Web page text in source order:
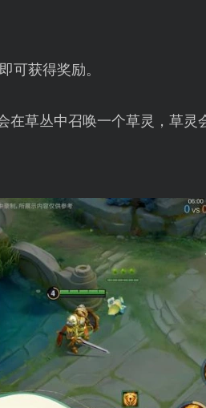
可获得奖励。
在草丛中召唤一个草灵，草